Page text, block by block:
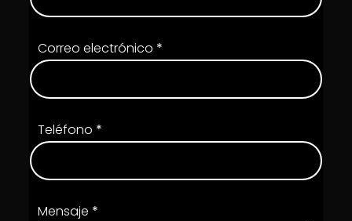
Correo electrónico *
Teléfono *
Mensaje *